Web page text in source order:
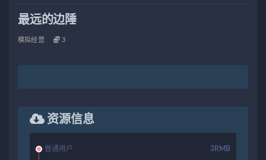
最远的边陲
模拟经营 3
资源信息
普通用户 3RMB